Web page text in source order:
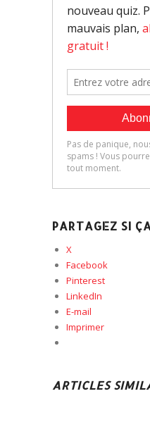
PARTAGEZ SI
X
Facebook
Pinterest
LinkedIn
E-mail
Imprimer
ARTICLES